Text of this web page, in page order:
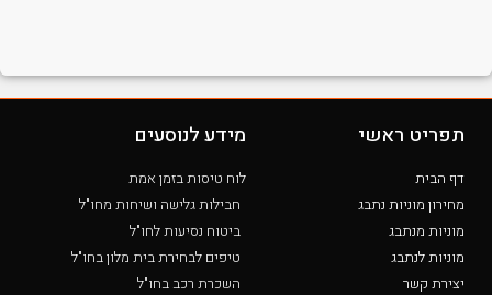
תפריט ראשי
דף הבית
מחירון מוניות נתבג
מוניות מנתבג
מוניות לנתבג
יצירת קשר
מידע לנוסעים
לוח טיסות בזמן אמת
חבילות גלישה ושיחות מחו"ל
ביטוח נסיעות לחו"ל
טיפים לבחירת בית מלון בחו"ל
השכרת רכב בחו"ל